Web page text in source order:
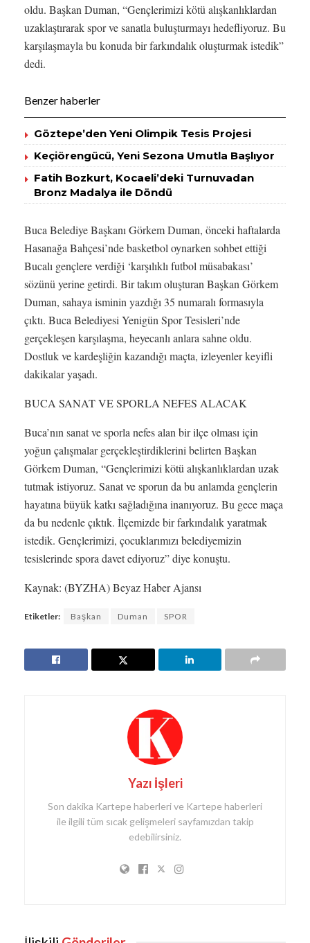
oldu. Başkan Duman, “Gençlerimizi kötü alışkanlıklardan
uzaklaştırarak spor ve sanatla buluşturmayı hedefliyoruz. Bu
karşılaşmayla bu konuda bir farkındalık oluşturmak istedik”
dedi.
Benzer haberler
Göztepe’den Yeni Olimpik Tesis Projesi
Keçiörengücü, Yeni Sezona Umutla Başlıyor
Fatih Bozkurt, Kocaeli’deki Turnuvadan
Bronz Madalya ile Döndü
Buca Belediye Başkanı Görkem Duman, önceki haftalarda
Hasanağa Bahçesi’nde basketbol oynarken sohbet ettiği
Bucalı gençlere verdiği ‘karşılıklı futbol müsabakası’
sözünü yerine getirdi. Bir takım oluşturan Başkan Görkem
Duman, sahaya isminin yazdığı 35 numaralı formasıyla
çıktı. Buca Belediyesi Yenigün Spor Tesisleri’nde
gerçekleşen karşılaşma, heyecanlı anlara sahne oldu.
Dostluk ve kardeşliğin kazandığı maçta, izleyenler keyifli
dakikalar yaşadı.
BUCA SANAT VE SPORLA NEFES ALACAK
Buca’nın sanat ve sporla nefes alan bir ilçe olması için
yoğun çalışmalar gerçekleştirdiklerini belirten Başkan
Görkem Duman, “Gençlerimizi kötü alışkanlıklardan uzak
tutmak istiyoruz. Sanat ve sporun da bu anlamda gençlerin
hayatına büyük katkı sağladığına inanıyoruz. Bu gece maça
da bu nedenle çıktık. İlçemizde bir farkındalık yaratmak
istedik. Gençlerimizi, çocuklarımızı belediyemizin
tesislerinde spora davet ediyoruz” diye konuştu.
Kaynak: (BYZHA) Beyaz Haber Ajansı
Etiketler: Başkan Duman SPOR
Yazı İşleri
Son dakika Kartepe haberleri ve Kartepe haberleri
ile ilgili tüm sıcak gelişmeleri sayfamızdan takip
edebilirsiniz.